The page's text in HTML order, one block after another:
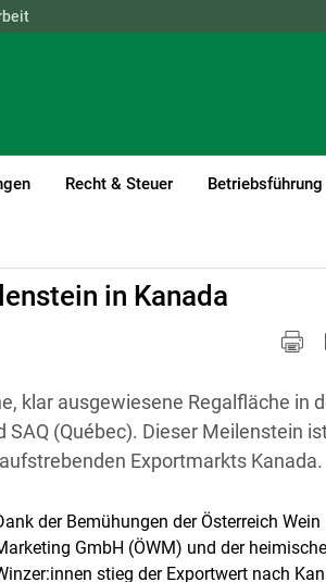
OÖ
Recht & Steuer Betriebsführung
in Kanada
klar ausgewiesene Regalfläche in
(Québec). Dieser Meilenstein
Exportmarkts Kanada.
der Bemühungen der Österreich Wein
GmbH (ÖWM) und der
stieg der Exportwert nach